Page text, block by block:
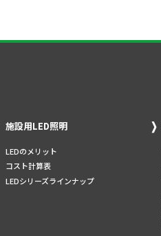
施設用LED照明
LEDのメリット
コスト計算表
LEDシリーズラインナップ